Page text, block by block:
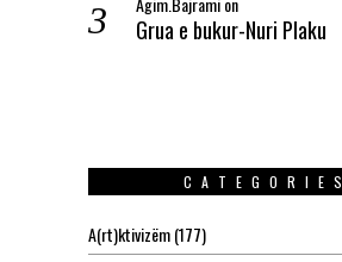
Grua e bukur-Nuri Plaku
CATEGORIES
A(rt)ktivizëm(177)